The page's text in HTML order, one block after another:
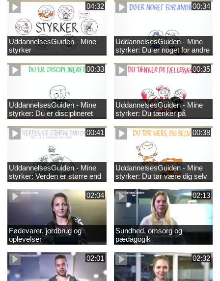
04:32
UddannelsesGuiden - Mine
styrker
00:34
UddannelsesGuiden - Mine
styrker: Du er noget for andre
00:33
UddannelsesGuiden - Mine
styrker: Du er disciplineret
00:35
UddannelsesGuiden - Mine
styrker: Du tænker på
fællesskabet
00:41
UddannelsesGuiden - Mine
styrker: Verden er større end
dig og du bidrager til den
00:38
UddannelsesGuiden - Mine
styrker: Du tør være dig selv
02:04
Fødevarer, jordbrug og
oplevelser
02:13
Sundhed, omsorg og
pædagogik
02:01 02:32